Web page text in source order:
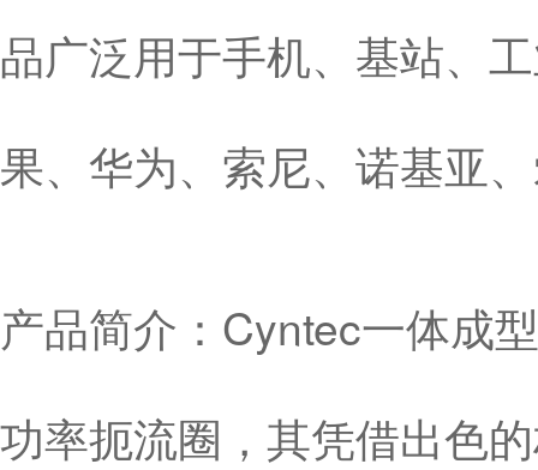
品广泛用于手机、基站、
果、华为、索尼、诺基亚
产品简介：Cyntec一体成
功率扼流圈，其凭借出色